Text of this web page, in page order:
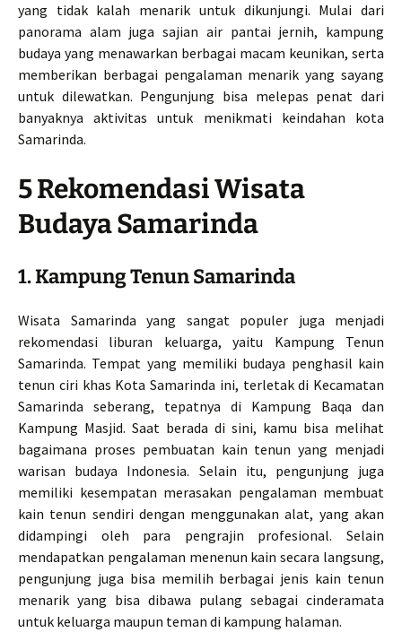
yang tidak kalah menarik untuk dikunjungi. Mulai dari
panorama alam juga sajian air pantai jernih, kampung
budaya yang menawarkan berbagai macam keunikan, serta
memberikan berbagai pengalaman menarik yang sayang
untuk dilewatkan. Pengunjung bisa melepas penat dari
banyaknya aktivitas untuk menikmati keindahan kota
Samarinda.
5 Rekomendasi Wisata
Budaya Samarinda
1. Kampung Tenun Samarinda
Wisata Samarinda yang sangat populer juga menjadi
rekomendasi liburan keluarga, yaitu Kampung Tenun
Samarinda. Tempat yang memiliki budaya penghasil kain
tenun ciri khas Kota Samarinda ini, terletak di Kecamatan
Samarinda seberang, tepatnya di Kampung Baqa dan
Kampung Masjid. Saat berada di sini, kamu bisa melihat
bagaimana proses pembuatan kain tenun yang menjadi
warisan budaya Indonesia. Selain itu, pengunjung juga
memiliki kesempatan merasakan pengalaman membuat
kain tenun sendiri dengan menggunakan alat, yang akan
didampingi oleh para pengrajin profesional. Selain
mendapatkan pengalaman menenun kain secara langsung,
pengunjung juga bisa memilih berbagai jenis kain tenun
menarik yang bisa dibawa pulang sebagai cinderamata
untuk keluarga maupun teman di kampung halaman.